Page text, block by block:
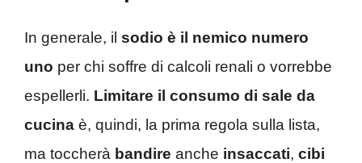
In generale, il sodio è il nemico numero
uno per chi soffre di calcoli renali o vorrebbe
espellerli. Limitare il consumo di sale da
cucina è, quindi, la prima regola sulla lista,
ma toccherà bandire anche insaccati, cibi